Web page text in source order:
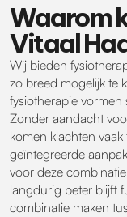
Waarom
Vitaal
Wij bieden
zo breed mogelijk te
fysiotherapie vormen
Zonder aandacht
komen klachten
geïntegreerde
voor deze
langdurig beter blijft
combinatie maken